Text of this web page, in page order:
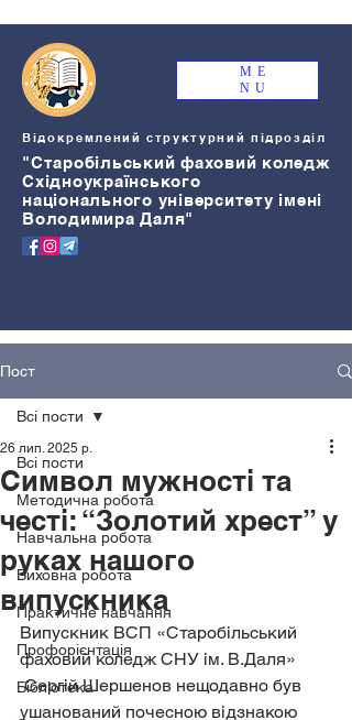
ME
NU
Відокремлений структурний підрозділ
"Старобільський фаховий коледж
Східноукраїнського
національного університету імені
Володимира Даля"
Пост
Всі пости
Методична робота
Навчальна робота
Виховна робота
Практичне навчання
Профорієнтація
Бібліотека
Всі пости
Символ мужності та
честі: “Золотий хрест” у
руках нашого
випускника
26 лип. 2025 р.
Випускник ВСП «Старобільський
фаховий коледж СНУ ім. В.Даля»
Сергій Шершенов нещодавно був
ушанований почесною відзнакою